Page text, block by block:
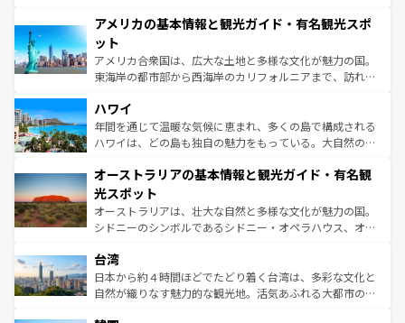
ンツ一覧を参照してほしい。
の建物がそのまま残る町や、スイスならではのユニークな
博物館もあり、アルプス観光だけでなく町歩きも満喫する
ことができる。国民の所得が高いため物価も高いが、旅行
者向けの交通パス提供のサービスもあり、うまく活用すれ
着のスイス情報は
アメリカの基本情報と観光ガイド・有名観光スポ
ット
アメリカ合衆国は、広大な土地と多様な文化が魅力の国。
東海岸の都市部から西海岸のカリフォルニアまで、訪れる
のような巨大都市は、観光、ショッピング、エンターテイ
ンメントが詰まった刺激的なスポットだ。一方、アメリカ
西部には大自然が広がり、グランドキャニオンやイエロー
部のニューオーリンズでは、音楽と美食が融合した独特の
文化が魅力。旅行者はアメリカの各地域で異なる魅力を楽
しみながら、その多様性と豊かな歴史を感じることができ
るだろう。車でのロードトリップや列車の旅も、アメリカ
情報は
ハワイ
年間を通じて温暖な気候に恵まれ、多くの島で構成される
ハワイは、どの島も独自の魅力をもっている。大自然の神
ワイ島は見逃せない。また、定番の観光地といえばオアフ
島だが、静かな自然を求めるならマウイ島やカウアイ島が
おすすめ。エメラルドグリーンに輝く海をはじめ、豊かな
文化や歴史が息づいている。「アロハスピリット」と呼ば
人々、おいしいローカルフードやハワイアンミュージッ
ク、伝統的なフラダンスなど、すべてがハワイの魅力を彩
っている。訪れるたびに新しい発見と感動が待っているハ
オーストラリアの基本情報と観光ガイド・有名観
光スポット
オーストラリアは、壮大な自然と多様な文化が魅力の国。
シドニーのシンボルであるシドニー・オペラハウス、オー
リアリーフや大陸中央部にそびえるウルル（エアーズロッ
ク）、タスマニアの美しい原生林やケアンズの熱帯雨林な
ど、見どころがたくさん。また、カフェやワイン、オージ
台湾
日本から約４時間ほどでたどり着く台湾は、多彩な文化と
自然が織りなす魅力的な観光地。活気あふれる大都市の台